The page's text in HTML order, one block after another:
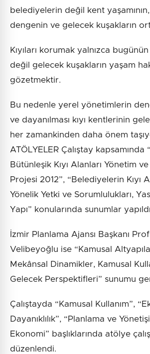
belediyelerin değil kent
dengenin ve gelecek kuşakların
Kıyıları korumak yalnızca bugünün
değil gelecek kuşakların yaşam
gözetmektir.
Bu nedenle yerel yönetimlerin
ve dayanılması kıyı kentlerinin
her zamankinden daha önem
ATÖLYELER Çalıştay kapsamında
Bütünleşik Kıyı Alanları Yönetim
Projesi 2012”, “Belediyelerin Kıyı
Yönelik Yetki ve Sorumlulukları,
Yapı” konularında sunumlar
İzmir Planlama Ajansı Başkanı
Velibeyoğlu ise “Kamusal
Mekânsal Dinamikler, Kamusal
Gelecek Perspektifleri” sunumu
Çalıştayda “Kamusal Kullanım”,
Dayanıklılık”, “Planlama ve
Ekonomi” başlıklarında atölye
düzenlendi.